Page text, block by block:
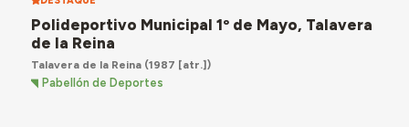
Polideportivo Municipal 1º de Mayo, Talavera
de la Reina
Talavera de la Reina(1987 [atr.])
Pabellón de Deportes